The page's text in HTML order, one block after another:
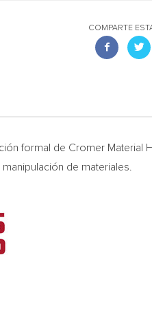
COMPARTE
formal de Cromer Material
de materiales.